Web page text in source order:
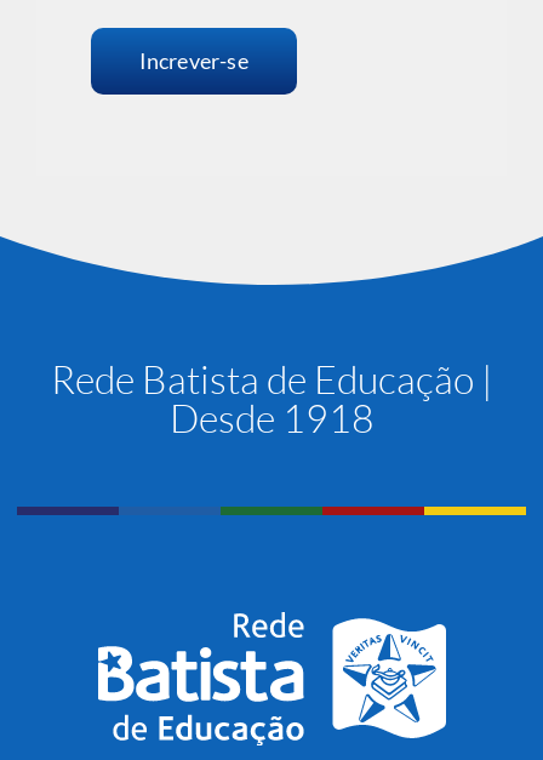
Increver-se
Rede Batista de Educação |
Desde 1918